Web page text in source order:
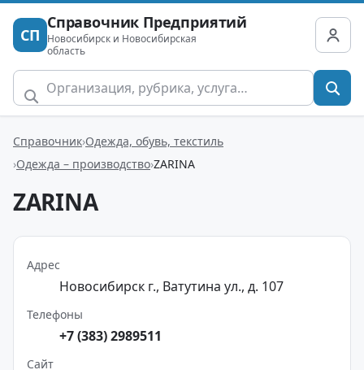
СП
Справочник Предприятий
Новосибирск и Новосибирская
область
Справочник Одежда, обувь, текстиль
Одежда – производство ZARINA
ZARINA
Адрес
Новосибирск г., Ватутина ул., д. 107
Телефоны
+7 (383) 2989511
Сайт